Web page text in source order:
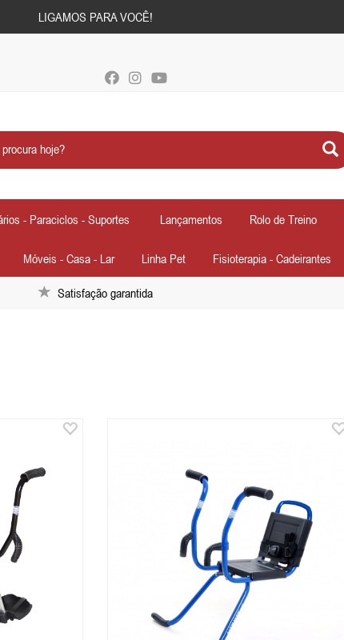
LIGAMOS PARA VOCÊ!
- Paraciclos - Suportes Lançamentos Rolo de Treino
Móveis - Casa - Lar Linha Pet Fisioterapia - Cadeirantes
Satisfação garantida